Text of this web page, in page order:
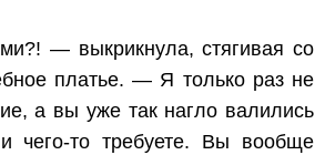
— выкрикнула, стягивая со
платье. — Я только раз не
а вы уже так нагло валились
чего-то требуете. Вы вообще